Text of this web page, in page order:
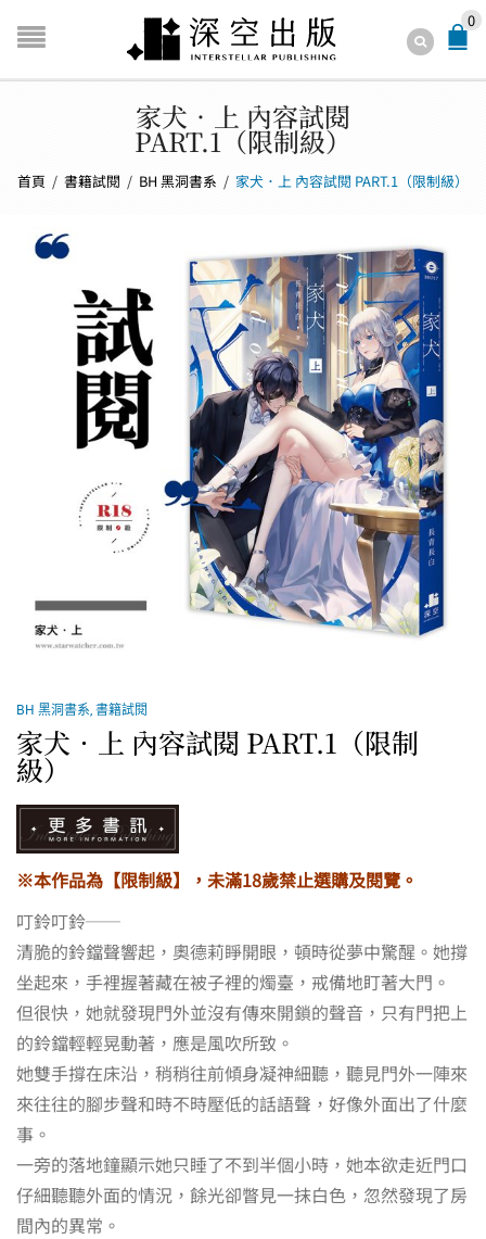
0
家犬．上 內容試閱
PART.1（限制級）
首頁 / 書籍試閱 / BH 黑洞書系 / 家犬．上 內容試閱 PART.1（限制級）
BH 黑洞書系 書籍試閱
家犬．上 內容試閱 PART.1（限制
級）
※本作品為【限制級】，未滿18歲禁止選購及閱覽。
叮鈴叮鈴──
清脆的鈴鐺聲響起，奧德莉睜開眼，頓時從夢中驚醒。她撐
坐起來，手裡握著藏在被子裡的燭臺，戒備地盯著大門。
但很快，她就發現門外並沒有傳來開鎖的聲音，只有門把上
的鈴鐺輕輕晃動著，應是風吹所致。
她雙手撐在床沿，稍稍往前傾身凝神細聽，聽見門外一陣來
來往往的腳步聲和時不時壓低的話語聲，好像外面出了什麼
事。
一旁的落地鐘顯示她只睡了不到半個小時，她本欲走近門口
仔細聽聽外面的情況，餘光卻瞥見一抹白色，忽然發現了房
間內的異常。